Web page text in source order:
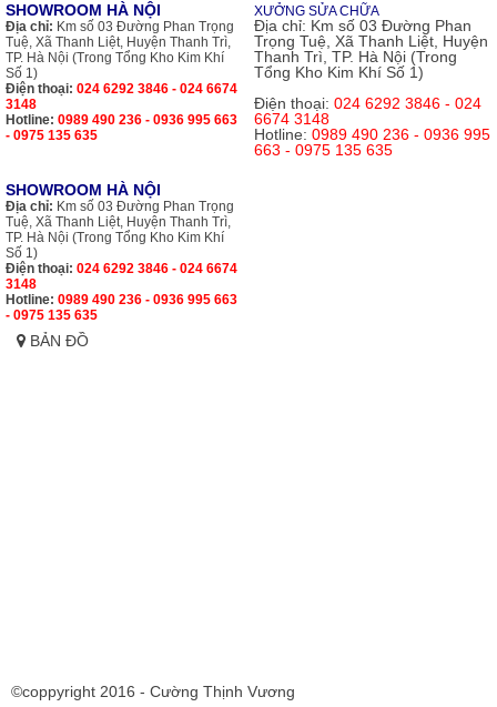
SHOWROOM HÀ NỘI
Địa chỉ: Km số 03 Đường Phan Trọng
Tuệ, Xã Thanh Liệt, Huyện Thanh Trì,
TP. Hà Nội (Trong Tổng Kho Kim Khí
Số 1)
Điện thoại: 024 6292 3846 - 024 6674
3148
Hotline: 0989 490 236 - 0936 995 663
- 0975 135 635
XƯỞNG SỬA CHỮA
Địa chỉ: Km số 03 Đường Phan
Trọng Tuệ, Xã Thanh Liệt, Huyện
Thanh Trì, TP. Hà Nội (Trong
Tổng Kho Kim Khí Số 1)
Điện thoại: 024 6292 3846 - 024
6674 3148
Hotline: 0989 490 236 - 0936 995
663 - 0975 135 635
SHOWROOM HÀ NỘI
Địa chỉ: Km số 03 Đường Phan Trọng
Tuệ, Xã Thanh Liệt, Huyện Thanh Trì,
TP. Hà Nội (Trong Tổng Kho Kim Khí
Số 1)
Điện thoại: 024 6292 3846 - 024 6674
3148
Hotline: 0989 490 236 - 0936 995 663
- 0975 135 635
BẢN ĐỒ
©coppyright 2016 - Cường Thịnh Vương